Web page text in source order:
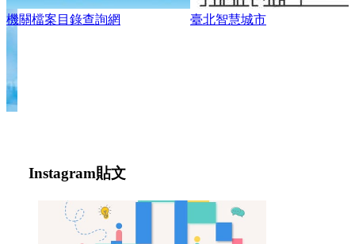
臺北智慧城市
Instagram貼文